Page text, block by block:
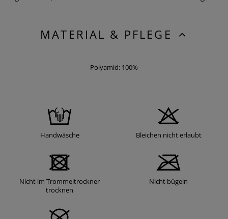
MATERIAL & PFLEGE
Polyamid: 100%
Handwäsche Bleichen nicht erlaubt
Nicht im Trommeltrockner
trocknen
Nicht bügeln